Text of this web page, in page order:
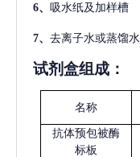
6、 吸水纸及加样槽
7、 去离子水或蒸馏水
试剂盒组成：
名称
抗体预包被酶
标板